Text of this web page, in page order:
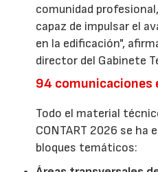
comunidad
capaz de impulsar el
en la edificación",
director del Gabinete
94 comunicaciones
Todo el material
CONTART 2026 se
bloques temáticos: